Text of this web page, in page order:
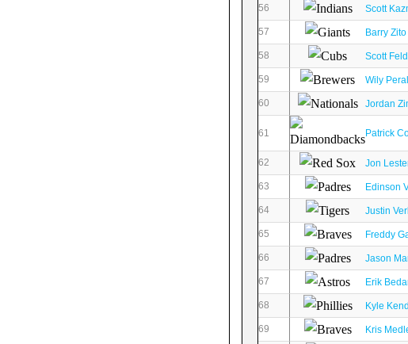
56 Scott
57 Barry Zito
58 Scott
59 Wily
60 Jordan
61 Patrick
62 Jon
63 Edinson
64 Justin
65 Freddy
66 Jason
67 Erik
68 Kyle
69 Kris